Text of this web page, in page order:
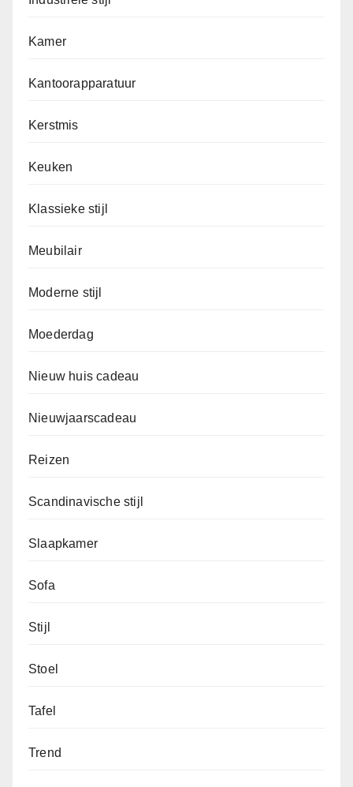
Kamer
Kantoorapparatuur
Kerstmis
Keuken
Klassieke stijl
Meubilair
Moderne stijl
Moederdag
Nieuw huis cadeau
Nieuwjaarscadeau
Reizen
Scandinavische stijl
Slaapkamer
Sofa
Stijl
Stoel
Tafel
Trend